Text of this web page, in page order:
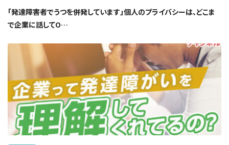
「発達障害者でうつを併発しています」個人のプライバシーは、どこま
で企業に話してO…